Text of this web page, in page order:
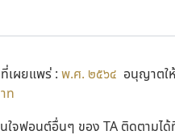
เผยแพร่ : พ.ศ. ๒๕๖๔ อนุญาตใ
ท
ใจฟอนต์อื่นๆ ของ TA ติดตามได้